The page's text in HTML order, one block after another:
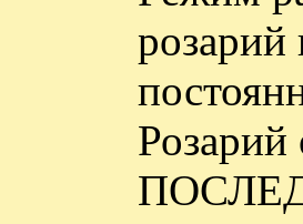
розарий
Розарий